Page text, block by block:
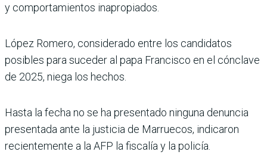
y comportamientos inapropiados.
López Romero, considerado entre los candidatos
posibles para suceder al papa Francisco en el cónclave
de 2025, niega los hechos.
Hasta la fecha no se ha presentado ninguna denuncia
presentada ante la justicia de Marruecos, indicaron
recientemente a la AFP la fiscalía y la policía.